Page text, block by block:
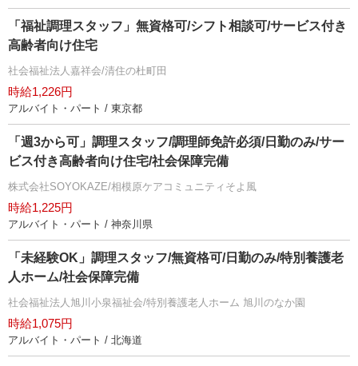
「福祉調理スタッフ」無資格可/シフト相談可/サービス付き
高齢者向け住宅
社会福祉法人嘉祥会/清住の杜町田
時給1,226円
アルバイト・パート / 東京都
「週3から可」調理スタッフ/調理師免許必須/日勤のみ/サー
ビス付き高齢者向け住宅/社会保障完備
株式会社SOYOKAZE/相模原ケアコミュニティそよ風
時給1,225円
アルバイト・パート / 神奈川県
「未経験OK」調理スタッフ/無資格可/日勤のみ/特別養護老
人ホーム/社会保障完備
社会福祉法人旭川小泉福祉会/特別養護老人ホーム 旭川のなか園
時給1,075円
アルバイト・パート / 北海道